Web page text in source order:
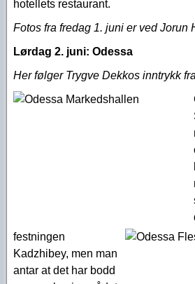
hotellets restaurant.
Fotos fra fredag 1. juni er ved Jorun
Lørdag 2. juni: Odessa
Her følger Trygve Dekkos inntrykk
festningen
Kadzhibey, men man
antar at det har bodd